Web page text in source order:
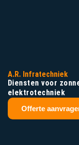
A.R. Infratechniek
Diensten voor
elektrotechniek
Offerte